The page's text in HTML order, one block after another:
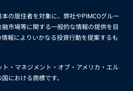
の居住者を対象に、弊社やPIMCOグルー
市場等に関する一般的な情報の提供を目
報によりいかなる投資行動を提案するも
ト・マネジメント・オブ・アメリカ・エル
における商標です。